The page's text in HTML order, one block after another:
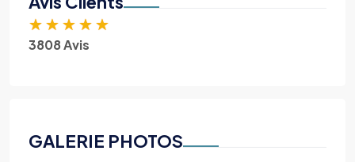
★ ★ ★ ★ ★
3808 Avis
GALERIE PHOTOS